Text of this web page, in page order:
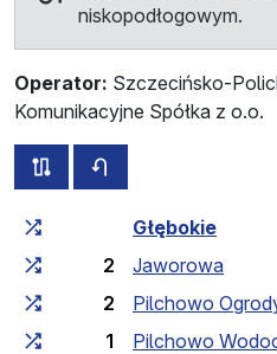
niskopodłogowym.
Operator: Szczecińsko-
Komunikacyjne Spółka z o.o.
wszystkie trasy tej linii
Czas przejazduGłębokie
2
Jaworowa
2
Pilchowo
1
Pilchowo